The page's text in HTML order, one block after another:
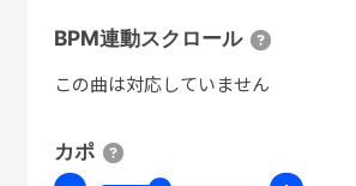
BPM連動スクロール
この曲は対応していません
カポ